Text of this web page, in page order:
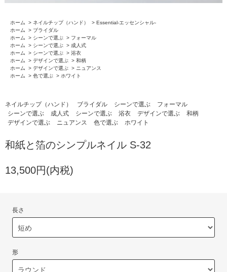
ホーム > ネイルチップ（ハンド） > Essential-エッセンシャル-
ホーム
> ブライダル
ホーム
> シーンで選ぶ > フォーマル
ホーム
> シーンで選ぶ > 成人式
ホーム
> シーンで選ぶ > 浴衣
ホーム
> デザインで選ぶ > 和柄
ホーム
> デザインで選ぶ > ニュアンス
ホーム
> 色で選ぶ > ホワイト
ネイルチップ（ハンド） ブライダル シーンで選ぶ
フォーマル
シーンで選ぶ
成人式 シーンで選ぶ 浴衣 デザインで選ぶ
和柄
デザインで選ぶ
ニュアンス 色で選ぶ ホワイト
和紙と箔のシンプルネイル S-32
13,500円(内税)
長さ
形